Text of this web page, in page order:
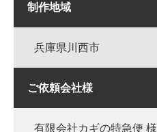
制作地域
兵庫県川西市
ご依頼会社様
有限会社カギの特急便 様